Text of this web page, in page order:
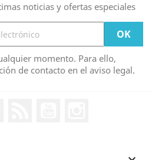
noticias y ofertas especiales
momento. Para ello,
de contacto en el aviso legal.